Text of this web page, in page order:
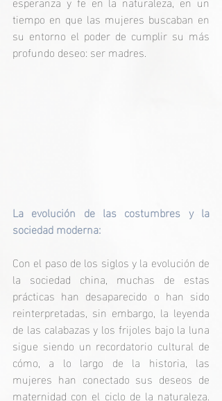
tiempo en que las mujeres buscaban en
su entorno el poder de cumplir su más
profundo deseo: ser madres.
La evolución de las costumbres y la
sociedad moderna:
Con el paso de los siglos y la evolución de
la sociedad china, muchas de estas
prácticas han desaparecido o han sido
reinterpretadas, sin embargo, la leyenda
de las calabazas y los frijoles bajo la luna
sigue siendo un recordatorio cultural de
cómo, a lo largo de la historia, las
mujeres han conectado sus deseos de